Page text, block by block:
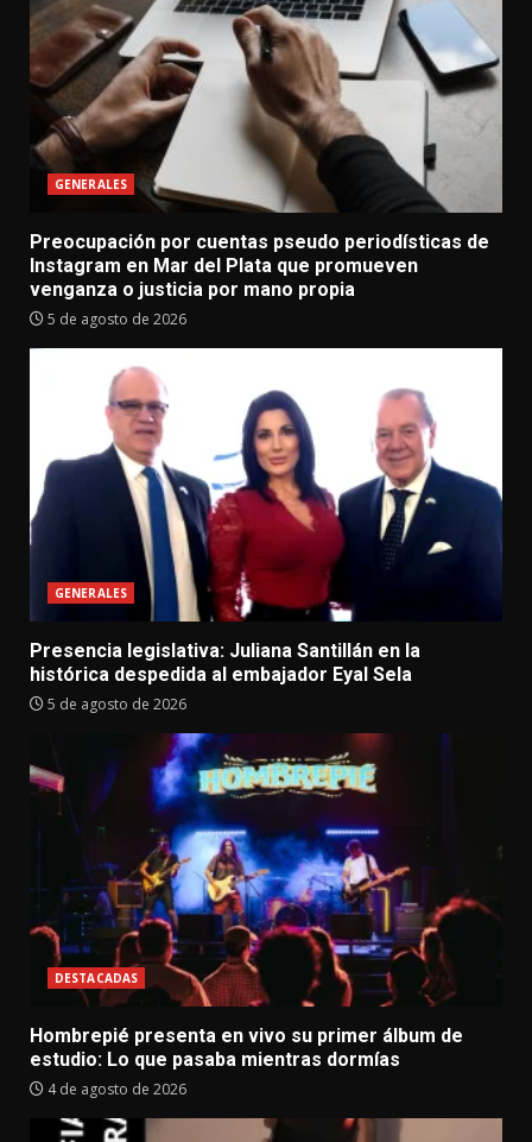
GENERALES
Preocupación por cuentas pseudo periodísticas de
Instagram en Mar del Plata que promueven
venganza o justicia por mano propia
5 de agosto de 2026
GENERALES
Presencia legislativa: Juliana Santillán en la
histórica despedida al embajador Eyal Sela
5 de agosto de 2026
DESTACADAS
Hombrepié presenta en vivo su primer álbum de
estudio: Lo que pasaba mientras dormías
4 de agosto de 2026